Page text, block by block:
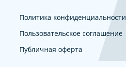
Политика конфиденциальности
Пользовательское соглашение
Публичная оферта